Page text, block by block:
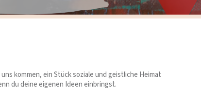
kommen, ein Stück soziale und geistliche Heimat
du deine eigenen Ideen einbringst.